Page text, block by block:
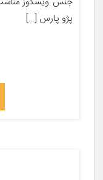
پژو پارس […]